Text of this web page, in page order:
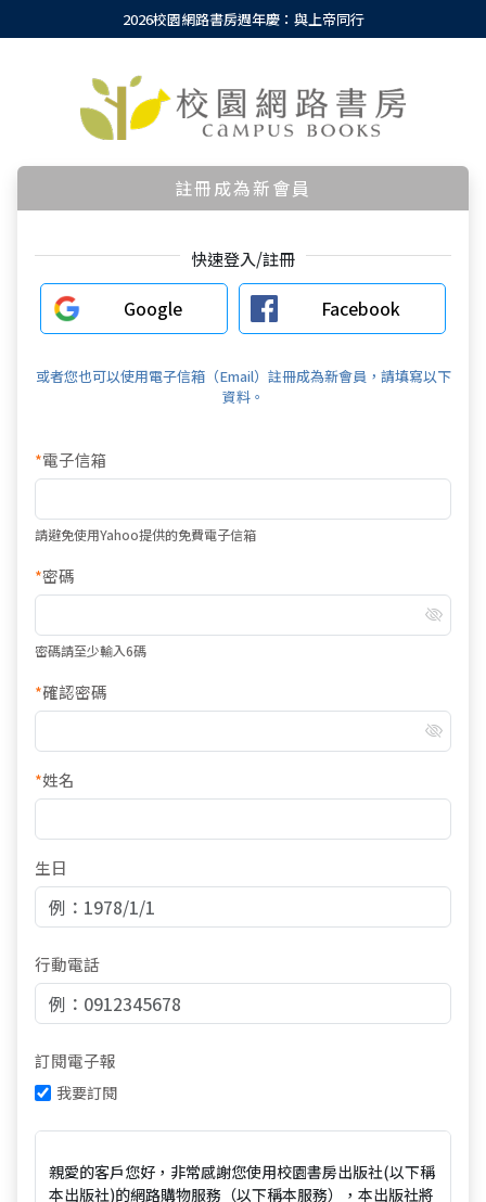
2026校園網路書房週年慶：與上帝同行
註冊成為新會員
快速登入/註冊
Google Facebook
或者您也可以使用電子信箱（Email）註冊成為新會員，請填寫以下
資料。
*電子信箱
請避免使用Yahoo提供的免費電子信箱
*密碼
密碼請至少輸入6碼
*確認密碼
*姓名
生日
行動電話
訂閱電子報
我要訂閱